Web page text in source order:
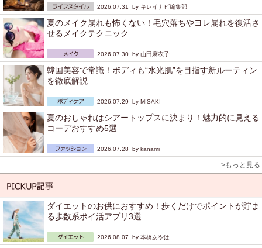
2026.07.31 by キレイナビ編集部
夏のメイク崩れも怖くない！毛穴落ちやヨレ崩れを復活さ
せるメイクテクニック
2026.07.30 by 山田麻衣子
韓国美容で常識！ボディも“水光肌”を目指す新ルーティン
を徹底解説
2026.07.29 by MISAKI
夏のおしゃれはシアートップスに決まり！魅力的に見える
コーデおすすめ5選
2026.07.28 by kanami
>もっと見る
ダイエットのお供におすすめ！歩くだけでポイントが貯ま
る歩数系ポイ活アプリ3選
2026.08.07 by 本橋あやは